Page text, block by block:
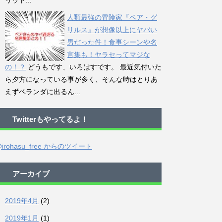
人類最強の冒険家『ベア・グ
リルス』が想像以上にヤバい
男だった件！食事シーンや名
言集も！ヤラセってマジな
の！？ どうもです、いろはすです。 最近気付いた
ら夕方になっている事が多く、そんな時はとりあ
えずベランダに出るん...
Twitterもやってるよ！
からのツイート
アーカイブ
2019年4月 (2)
2019年1月 (1)